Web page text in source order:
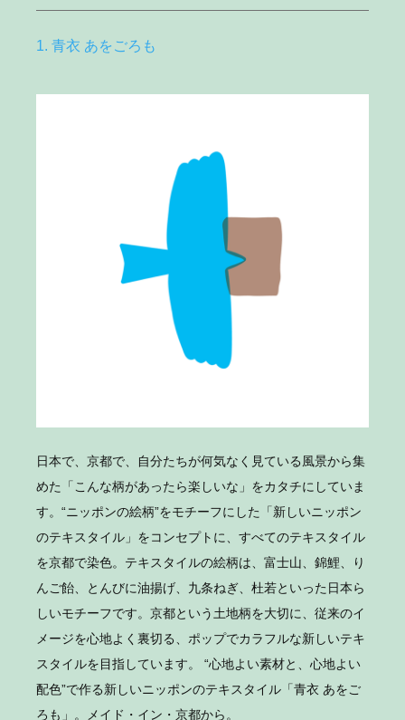
1. 青衣 あをごろも
日本で、京都で、自分たちが何気なく見ている風景から集
めた「こんな柄があったら楽しいな」をカタチにしていま
す。“ニッポンの絵柄”をモチーフにした「新しいニッポン
のテキスタイル」をコンセプトに、すべてのテキスタイル
を京都で染色。テキスタイルの絵柄は、富士山、錦鯉、り
んご飴、とんびに油揚げ、九条ねぎ、杜若といった日本ら
しいモチーフです。京都という土地柄を大切に、従来のイ
メージを心地よく裏切る、ポップでカラフルな新しいテキ
スタイルを目指しています。 “心地よい素材と、心地よい
配色”で作る新しいニッポンのテキスタイル「青衣 あをご
ろも」。メイド・イン・京都から。